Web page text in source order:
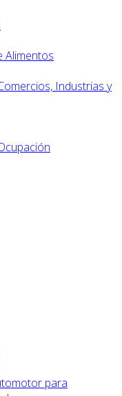
Alimentos
Industrias y
para